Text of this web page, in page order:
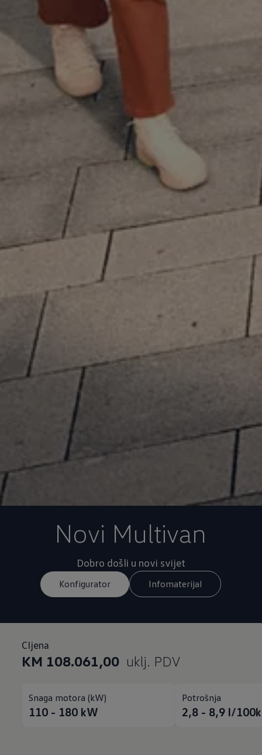
Novi Multivan
Dobro došli u novi svijet
Konfigurator Infomaterijal
CIjena
KM 108.061,00 uklj. PDV
Snaga motora (kW)
110 - 180 kW
Potrošnja
2,8 - 8,9 l/